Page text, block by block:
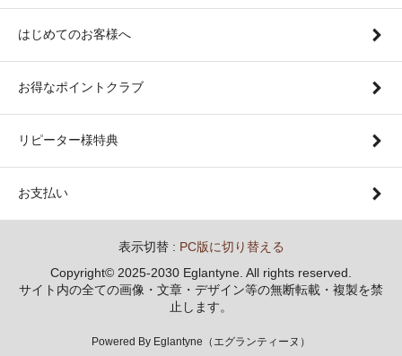
はじめてのお客様へ
お得なポイントクラブ
リピーター様特典
お支払い
表示切替 : PC版に切り替える
Copyright© 2025-2030 Eglantyne. All rights reserved.
サイト内の全ての画像・文章・デザイン等の無断転載・複製を禁
止します。
Powered By Eglantyne（エグランティーヌ）